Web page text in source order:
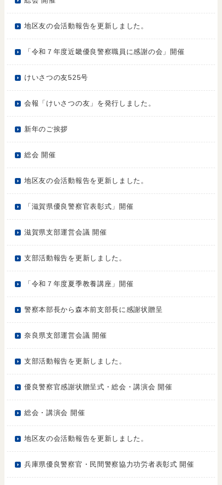
地区友の会活動報告を更新しました。
「令和７年度近畿優良警察職員に感謝の会」開催
けいさつの友525号
会報「けいさつの友」を発行しました。
新年のご挨拶
総会 開催
地区友の会活動報告を更新しました。
「滋賀県優良警察官表彰式」開催
滋賀県支部運営会議 開催
支部活動報告を更新しました。
「令和７年度夏季教養講座」開催
警察本部長から森本前支部長に感謝状贈呈
奈良県支部運営会議 開催
支部活動報告を更新しました。
優良警察官感謝状贈呈式・総会・講演会 開催
総会・講演会 開催
地区友の会活動報告を更新しました。
兵庫県優良警察官・民間警察協力功労者表彰式 開催